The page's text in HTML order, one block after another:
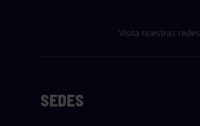
Visita nuestras redes
SEDES